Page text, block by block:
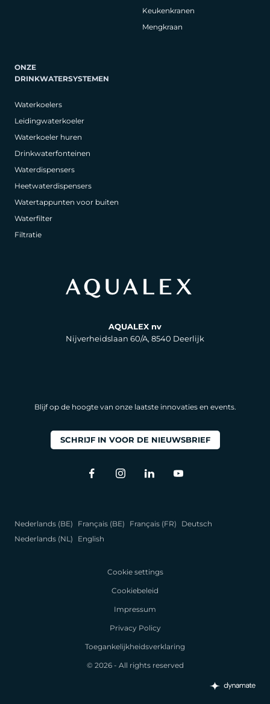
Keukenkranen
Mengkraan
ONZE
DRINKWATERSYSTEMEN
Waterkoelers
Leidingwaterkoeler
Waterkoeler huren
Drinkwaterfonteinen
Waterdispensers
Heetwaterdispensers
Watertappunten voor buiten
Waterfilter
Filtratie
AQUALEX nv
Nijverheidslaan 60/A, 8540 Deerlijk
Blijf op de hoogte van onze laatste innovaties en events.
SCHRIJF IN VOOR DE NIEUWSBRIEF
Nederlands (BE) Français (BE) Français (FR)
Deutsch
Nederlands (NL)
English
Cookie settings
Cookiebeleid
Impressum
Privacy Policy
Toegankelijkheidsverklaring
© 2026 - All rights reserved